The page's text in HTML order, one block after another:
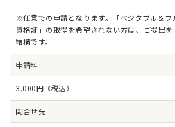
※任意での申請となります。「ベジタブル＆フ
資格証」の取得を希望されない方は、ご提出を
結構です。
申請料
3,000円（税込）
問合せ先